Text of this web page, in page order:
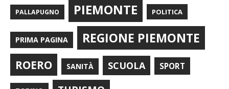
PALLAPUGNO PIEMONTE POLITICA
PRIMA PAGINA REGIONE PIEMONTE
ROERO SANITÀ SCUOLA SPORT